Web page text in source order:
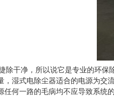
除干净，所以说它是专业的环保
，湿式电除尘器适合的电源为交
任何一路的毛病均不应导致系统